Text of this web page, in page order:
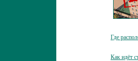
Где
Как идёт